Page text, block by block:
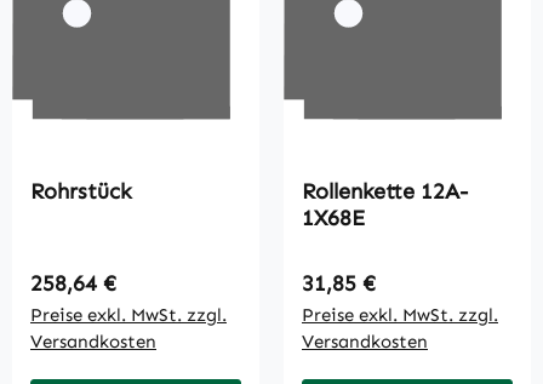
Rohrstück
Regulärer Preis:
258,64 €
Preise exkl. MwSt. zzgl.
Versandkosten
Rollenkette 12A-
1X68E
Regulärer Preis:
31,85 €
Preise exkl. MwSt. zzgl.
Versandkosten